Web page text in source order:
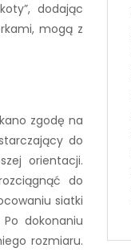
dodając
mogą z
zgodę na
do
orientacji.
do
siatki
dokonaniu
rozmiaru.